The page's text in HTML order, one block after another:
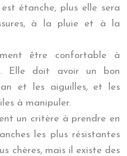
étanche, plus elle sera
à la pluie et à la
être confortable à
Elle doit avoir un bon
et les aiguilles, et les
à manipuler.
un critère à prendre en
les plus résistantes
chères, mais il existe des